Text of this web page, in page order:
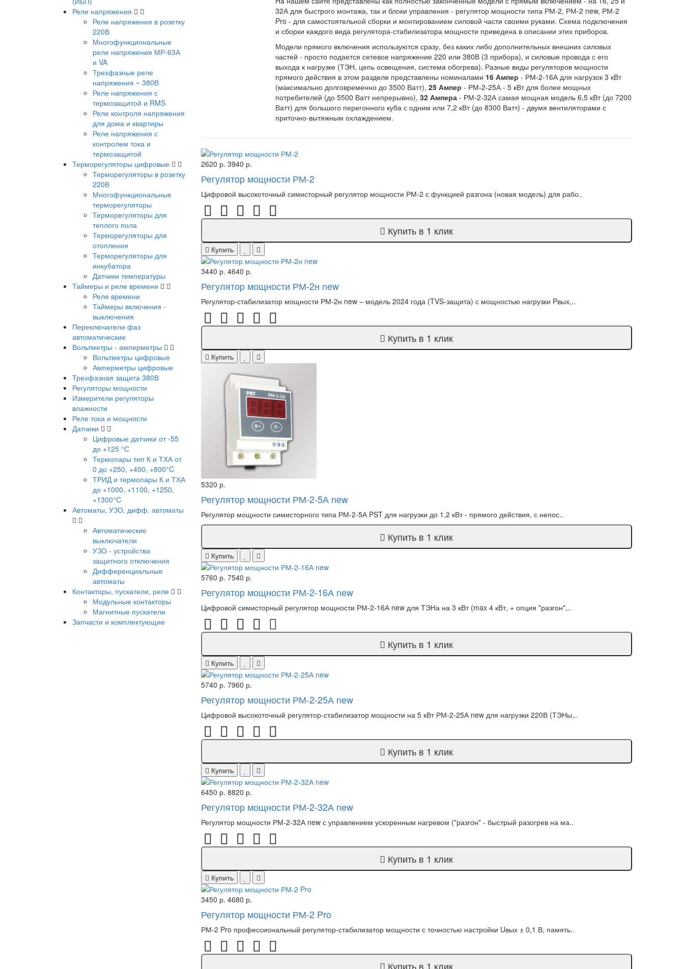
Реле напряжения
Реле напряжения в розетку
220В
Многофункциональные
реле напряжения МР-63А
и VA
Трехфазные реле
напряжения ~ 380В
Реле напряжения с
термозащитой и RMS
Реле контроля напряжения
для дома и квартиры
Реле напряжения с
контролем тока и
термозащитой
Терморегуляторы цифровые
Терморегуляторы в розетку
220В
Многофункциональные
терморегуляторы
Терморегуляторы для
теплого пола
Терморегуляторы для
отопления
Терморегуляторы для
инкубатора
Датчики температуры
Таймеры и реле времени
Реле времени
Таймеры включения -
выключения
Переключатели фаз
автоматические
Вольтметры - амперметры
Вольтметры цифровые
Амперметры цифровые
Трехфазная защита 380В
Регуляторы мощности
Измерители регуляторы
влажности
Реле тока и мощности
Датчики
Цифровые датчики от -55
до +125 °С
Термопары тип К и ТХА от
0 до +250, +400, +800°C
ТРИД и термопары К и ТХА
до +1000, +1100, +1250,
+1300°C
Автоматы, УЗО, дифф. автоматы
Автоматические
выключатели
УЗО - устройства
защитного отключения
Дифференциальные
автоматы
Контакторы, пускатели, реле
Модульные контакторы
Магнитные пускатели
Запчасти и комплектующие
32А для быстрого монтажа, так и блоки управления - регулятор мощности типа РМ-2, РМ-2 new, РМ-2
Pro - для самостоятельной сборки и монтированием силовой части своими руками. Схема подключения
и сборки каждого вида регулятора-стабилизатора мощности приведена в описании этих приборов.
Модели прямого включения используются сразу, без каких либо дополнительных внешних силовых
частей - просто подается сетевое напряжение 220 или 380В (3 прибора), и силовые провода с его
выхода к нагрузке (ТЭН, цепь освещения, система обогрева). Разные виды регуляторов мощности
прямого действия в этом разделе представлены номиналами 16 Ампер - РМ-2-16А для нагрузок 3 кВт
(максимально долговременно до 3500 Ватт), 25 Ампер - РМ-2-25А - 5 кВт для более мощных
потребителей (до 5500 Ватт непрерывно), 32 Ампера- РМ-2-32А самая мощная модель 6,5 кВт (до 7200
Ватт) для большого перегонного куба с одним или 7,2 кВт (до 8300 Ватт) - двумя вентиляторами с
приточно-вытяжным охлаждением.
2620 р. 3940 р.
Регулятор мощности РМ-2
Цифровой высокоточный симисторный регулятор мощности РМ-2 с функцией разгона (новая модель) для рабо..
Купить в 1 клик
Купить
3440 р. 4640 р.
Регулятор мощности РМ-2н new
Регулятор-стабилизатор мощности РМ-2н new – модель 2024 года (TVS-защита) с мощностью нагрузки Pвых,..
Купить в 1 клик
Купить
5320 р.
Регулятор мощности РМ-2-5А new
Регулятор мощности симисторного типа РМ-2-5А PST для нагрузки до 1,2 кВт - прямого действия, с непос..
Купить в 1 клик
Купить
5760 р. 7540 р.
Регулятор мощности РМ-2-16А new
Цифровой симисторный регулятор мощности РМ-2-16А new для ТЭНа на 3 кВт (max 4 кВт, + опция "разгон",..
Купить в 1 клик
Купить
5740 р. 7960 р.
Регулятор мощности РМ-2-25А new
Цифровой высокоточный регулятор-стабилизатор мощности на 5 кВт РМ-2-25А new для нагрузки 220В (ТЭНы,..
Купить в 1 клик
Купить
6450 р. 8820 р.
Регулятор мощности РМ-2-32А new
Регулятор мощности РМ-2-32А new с управлением ускоренным нагревом ("разгон" - быстрый разогрев на ма..
Купить в 1 клик
Купить
3450 р. 4680 р.
Регулятор мощности РМ-2 Pro
РМ-2 Pro профессиональный регулятор-стабилизатор мощности с точностью настройки Uвых ± 0,1 В, память..
Купить в 1 клик